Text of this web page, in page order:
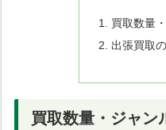
買取数量
出張買取
買取数量・ジャン